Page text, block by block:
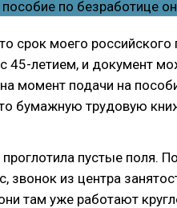
срок моего российского
45-летием, и документ
момент подачи на
бумажную трудовую
пустые поля.
звонок из центра
там уже работают